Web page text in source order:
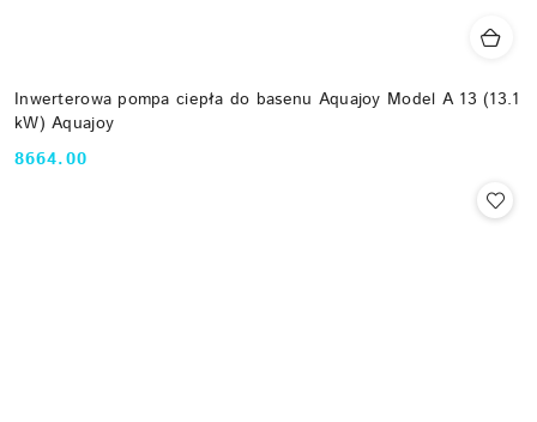
Inwerterowa pompa ciepła do basenu Aquajoy Model A 13 (13.1
kW) Aquajoy
Cena:
8664.00